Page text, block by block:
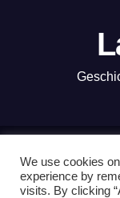
Mit Stolz
We use cookies
experience by
visits. By clicking